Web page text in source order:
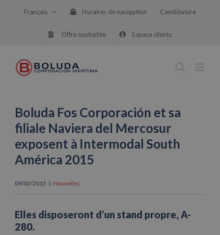
Français Horaires de navigation Candidature
Offre souhaitée Espace clients
Boluda Fos Corporación et sa
filiale Naviera del Mercosur
exposent à Intermodal South
América 2015
09/02/2015 | Nouvelles
Elles disposeront d’un stand propre, A-
280.